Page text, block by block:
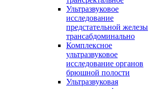
Ультразвуковое
исследование
предстательной железы
трансабдоминально
Комплексное
ультразвуковое
исследование органов
брюшной полости
Ультразвуковая